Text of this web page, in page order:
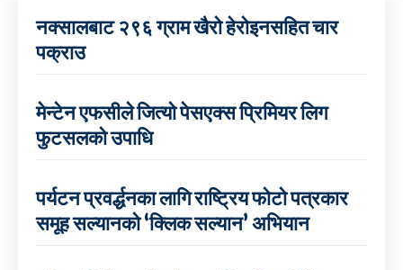
नक्सालबाट २९६ ग्राम खैरो हेरोइनसहित चार
पक्राउ
मेन्टेन एफसीले जित्यो पेसएक्स प्रिमियर लिग
फुटसलको उपाधि
पर्यटन प्रवर्द्धनका लागि राष्ट्रिय फोटो पत्रकार
समूह सल्यानको ‘क्लिक सल्यान’ अभियान